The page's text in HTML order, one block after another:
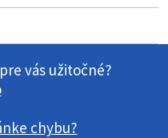
vás užitočné?
chybu?